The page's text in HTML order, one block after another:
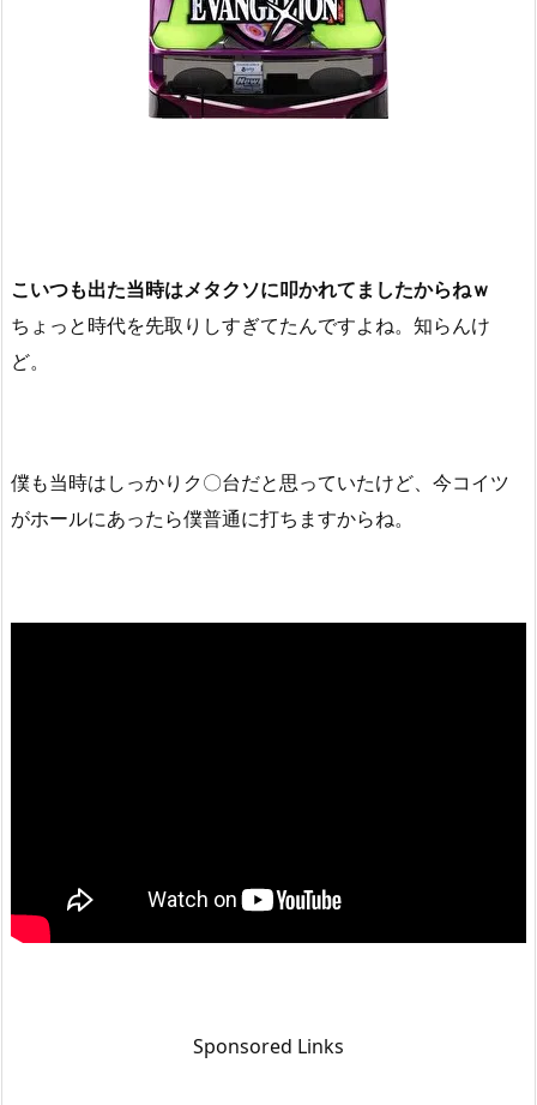
こいつも出た当時はメタクソに叩かれてましたからねｗ
ちょっと時代を先取りしすぎてたんですよね。知らんけ
ど。
僕も当時はしっかりク〇台だと思っていたけど、今コイツ
がホールにあったら僕普通に打ちますからね。
Sponsored Links